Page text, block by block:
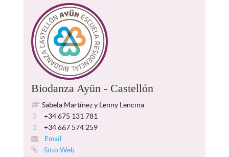
Biodanza Ayün - Castellón
Sabela Martínez y Lenny Lencina
+34 675 131 781
+34 667 574 259
Email
Sitio Web